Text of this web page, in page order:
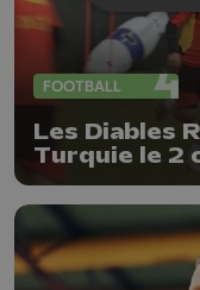
FOOTBALL
Les Diables
Turquie le 2